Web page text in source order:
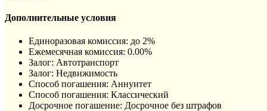
Дополнительные условия
Единоразовая комиссия: до 2%
Ежемесячная комиссия: 0.00%
Залог: Автотранспорт
Залог: Недвижимость
Способ погашения: Aннуитет
Способ погашения: Классический
Досрочное погашение: Досрочное без штрафов